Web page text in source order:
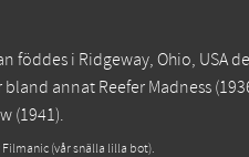
föddes i Ridgeway, Ohio, USA
bland annat Reefer Madness
(1941).
(vår snälla lilla bot).